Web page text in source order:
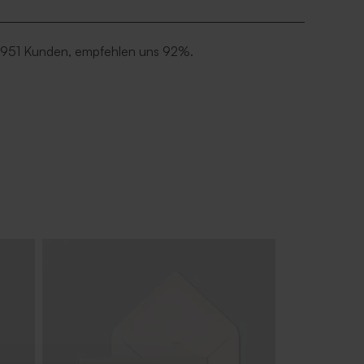
Kunden, empfehlen uns 92%.